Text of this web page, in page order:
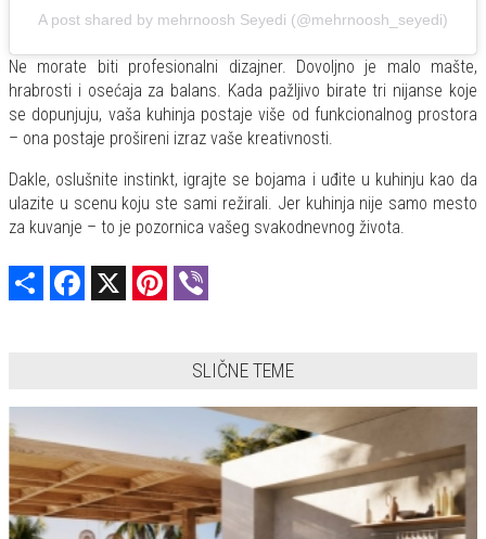
A post shared by mehrnoosh Seyedi (@mehrnoosh_seyedi)
Ne morate biti profesionalni dizajner. Dovoljno je malo mašte,
hrabrosti i osećaja za balans. Kada pažljivo birate tri nijanse koje
se dopunjuju, vaša kuhinja postaje više od funkcionalnog prostora
– ona postaje prošireni izraz vaše kreativnosti.
Dakle, oslušnite instinkt, igrajte se bojama i uđite u kuhinju kao da
ulazite u scenu koju ste sami režirali. Jer kuhinja nije samo mesto
za kuvanje – to je pozornica vašeg svakodnevnog života.
Share Facebook Pinterest
SLIČNE TEME